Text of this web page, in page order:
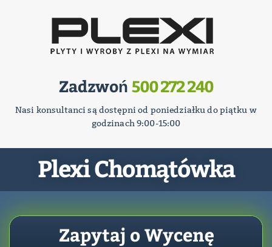
Zadzwoń 500 272 240
Nasi konsultanci są dostępni od poniedziałku do piątku w
godzinach 9:00-15:00
Plexi Chomątówka
Zapytaj o Wycenę